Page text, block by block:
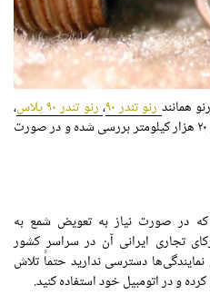
همانند رنو تندر ۹۰ ،رنو تندر ۹۰ پلاس
،
صورت
در صورت نیاز به تعویض شمع به
تجاری ایرانی آن در سراسر کشور
دسترسی ندارید حتماً تلاش
و در اتومبیل خود استفاده کنید.